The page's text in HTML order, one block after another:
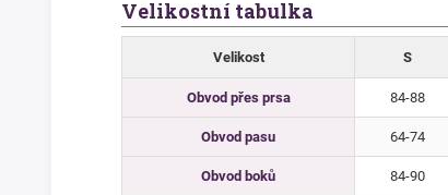
Velikostní tabulka
Velikost S
Obvod přes prsa 84-88
Obvod pasu 64-74
Obvod boků 84-90